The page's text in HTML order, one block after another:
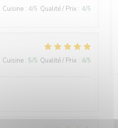
Cuisine : 4/5 Qualité / Prix : 4/5
Cuisine : 5/5 Qualité / Prix : 4/5